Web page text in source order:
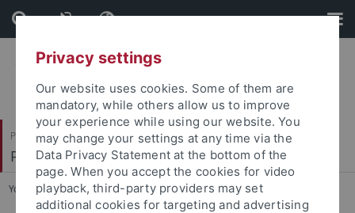
Skip
to
content
Skip
to
footer
Philosophische Fakultät
Prof. Dr. Dorothee Kimmich
You are here: Startseite ... Veranstaltungen und Publikationen
Privacy settings
Our website uses cookies. Some of them are
mandatory, while others allow us to improve
your experience while using our website. You
may change your settings at any time via the
Data Privacy Statement at the bottom of the
page. When you accept the cookies for video
playback, third-party providers may set
additional cookies for targeting and advertising